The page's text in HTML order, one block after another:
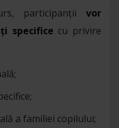
participanții vor
specifice cu privire
a familiei copilului;